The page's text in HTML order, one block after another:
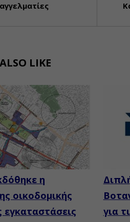
LIKE
η
οικοδομικής
εγκαταστάσεις
για